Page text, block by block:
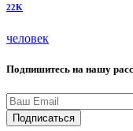
22K
человек
Подпишитесь на нашу
Подписаться